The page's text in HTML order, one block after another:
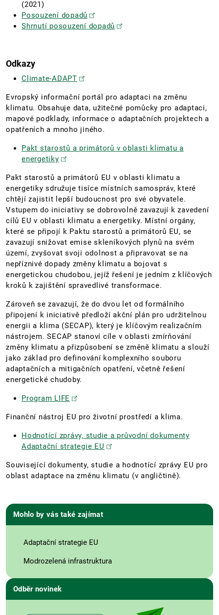
(2021)
Posouzení dopadů
Shrnutí posouzení dopadů
Odkazy
Climate-ADAPT
Evropský informační portál pro adaptaci na změnu
klimatu. Obsahuje data, užitečné pomůcky pro adaptaci,
mapové podklady, informace o adaptačních projektech a
opatřeních a mnoho jiného.
Pakt starostů a primátorů v oblasti klimatu a
energetiky
Pakt starostů a primátorů EU v oblasti klimatu a
energetiky sdružuje tisíce místních samospráv, které
chtějí zajistit lepší budoucnost pro své obyvatele.
Vstupem do iniciativy se dobrovolně zavazují k zavedení
cílů EU v oblasti klimatu a energetiky. Místní orgány,
které se připojí k Paktu starostů a primátorů EU, se
zavazují snižovat emise skleníkových plynů na svém
území, zvyšovat svoji odolnost a připravovat se na
nepříznivé dopady změny klimatu a bojovat s
energetickou chudobou, jejíž řešení je jedním z klíčových
kroků k zajištění spravedlivé transformace.
Zároveň se zavazují, že do dvou let od formálního
připojení k iniciativě předloží akční plán pro udržitelnou
energii a klima (SECAP), který je klíčovým realizačním
nástrojem. SECAP stanoví cíle v oblasti zmírňování
změny klimatu a přizpůsobení se změně klimatu a slouží
jako základ pro definování komplexního souboru
adaptačních a mitigačních opatření, včetně řešení
energetické chudoby.
Program LIFE
Finanční nástroj EU pro životní prostředí a klima.
Hodnotící zprávy, studie a průvodní dokumenty
Adaptační strategie EU
Související dokumenty, studie a hodnotící zprávy EU pro
oblast adaptace na změnu klimatu (v angličtině).
Mohlo by vás také zajímat
Adaptační strategie EU
Modrozelená infrastruktura
Odběr novinek